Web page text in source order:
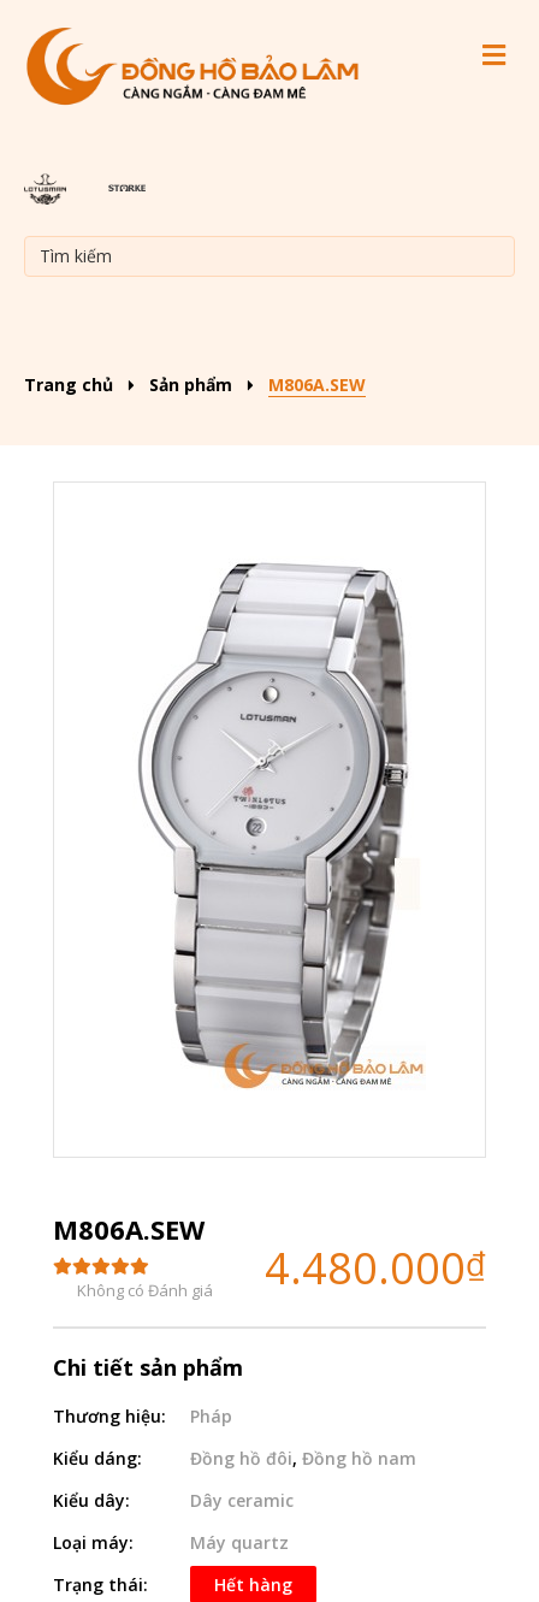
Trang chủ Sản phẩm M806A.SEW
M806A.SEW
Không có Đánh giá 4.480.000₫
Chi tiết sản phẩm
Thương hiệu:
Pháp
Kiểu dáng:
Đồng hồ đôi, Đồng hồ nam
Kiểu dây:
Dây ceramic
Loại máy:
Máy quartz
Trạng thái:
Hết hàng